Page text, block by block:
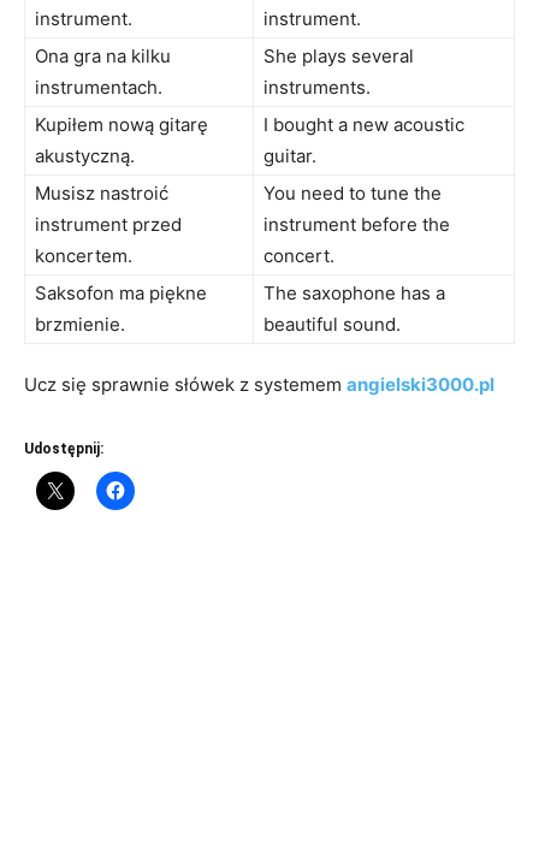
instrument.
instrument.
Ona gra na kilku
instrumentach.
She plays several
instruments.
Kupiłem nową gitarę
akustyczną.
I bought a new acoustic
guitar.
Musisz nastroić
instrument przed
koncertem.
You need to tune the
instrument before the
concert.
Saksofon ma piękne
brzmienie.
The saxophone has a
beautiful sound.
Ucz się sprawnie słówek z systemem angielski3000.pl
Udostępnij: